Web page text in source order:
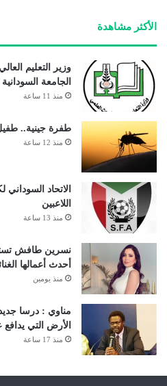
الأكثر مشاهدة
وزير التعليم
الجامعة السودانية
منذ 11 ساعة
طفرة جينية..
منذ 12 ساعة
الاتحاد
اللاعبين
منذ 13 ساعة
نسرين طافش
أحدث أعمالها
منذ يومين
مناوي : درسا
الأرض التي يدافع
منذ 17 ساعة